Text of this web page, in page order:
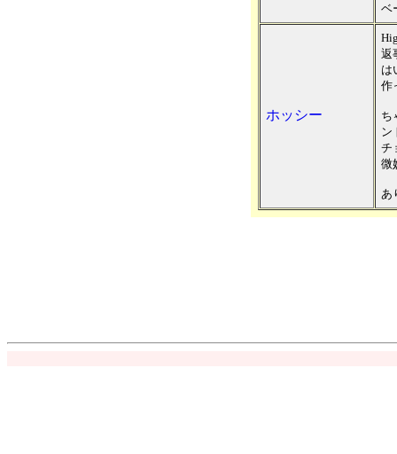
ベ
ホッシー
返
は
作
ち
ン
チ
微
あ